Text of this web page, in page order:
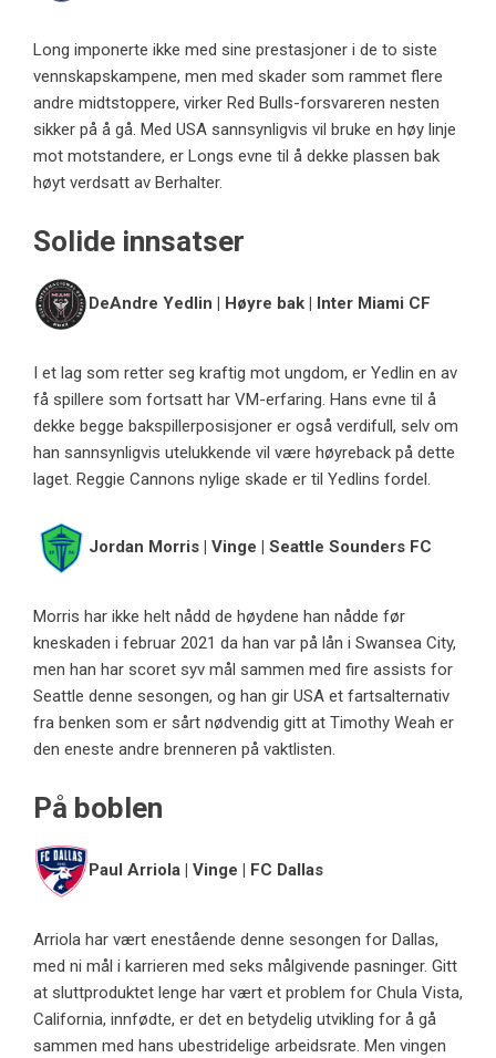
Long imponerte ikke med sine prestasjoner i de to siste
vennskapskampene, men med skader som rammet flere
andre midtstoppere, virker Red Bulls-forsvareren nesten
sikker på å gå. Med USA sannsynligvis vil bruke en høy linje
mot motstandere, er Longs evne til å dekke plassen bak
høyt verdsatt av Berhalter.
Solide innsatser
DeAndre Yedlin | Høyre bak | Inter Miami CF
I et lag som retter seg kraftig mot ungdom, er Yedlin en av
få spillere som fortsatt har VM-erfaring. Hans evne til å
dekke begge bakspillerposisjoner er også verdifull, selv om
han sannsynligvis utelukkende vil være høyreback på dette
laget. Reggie Cannons nylige skade er til Yedlins fordel.
Jordan Morris | Vinge | Seattle Sounders FC
Morris har ikke helt nådd de høydene han nådde før
kneskaden i februar 2021 da han var på lån i Swansea City,
men han har scoret syv mål sammen med fire assists for
Seattle denne sesongen, og han gir USA et fartsalternativ
fra benken som er sårt nødvendig gitt at Timothy Weah er
den eneste andre brenneren på vaktlisten.
På boblen
Paul Arriola | Vinge | FC Dallas
Arriola har vært enestående denne sesongen for Dallas,
med ni mål i karrieren med seks målgivende pasninger. Gitt
at sluttproduktet lenge har vært et problem for Chula Vista,
California, innfødte, er det en betydelig utvikling for å gå
sammen med hans ubestridelige arbeidsrate. Men vingen